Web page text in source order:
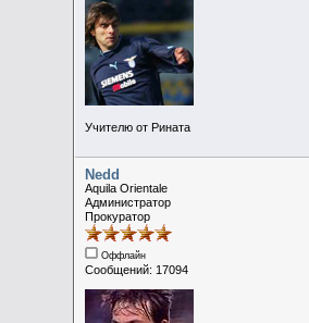
Учителю от Рината
Nedd
Aquila Orientale
Администратор
Прокуратор
Оффлайн
Сообщений: 17094